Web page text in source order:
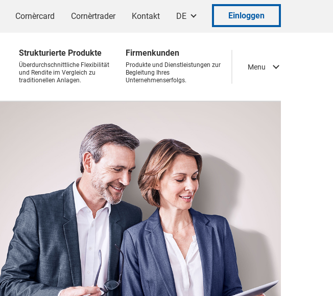
Cornèrcard Cornèrtrader Kontakt DE Einloggen
Menu
Strukturierte Produkte
Überdurchschnittliche Flexibilität
und Rendite im Vergleich zu
traditionellen Anlagen.
Firmenkunden
Produkte und Dienstleistungen zur
Begleitung Ihres
Unternehmenserfolgs.